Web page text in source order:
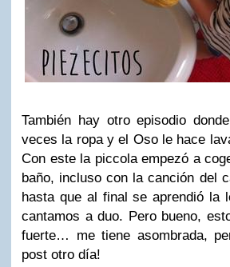
También hay otro episodio
veces la ropa y el Oso le hace
Con este la piccola empezó a
baño, incluso con la canción del
hasta que al final se aprendió
cantamos a duo. Pero bueno,
fuerte… me tiene asombrada,
post otro día!